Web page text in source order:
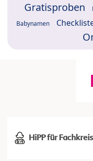
Gratisproben
Babynamen
HiPP für